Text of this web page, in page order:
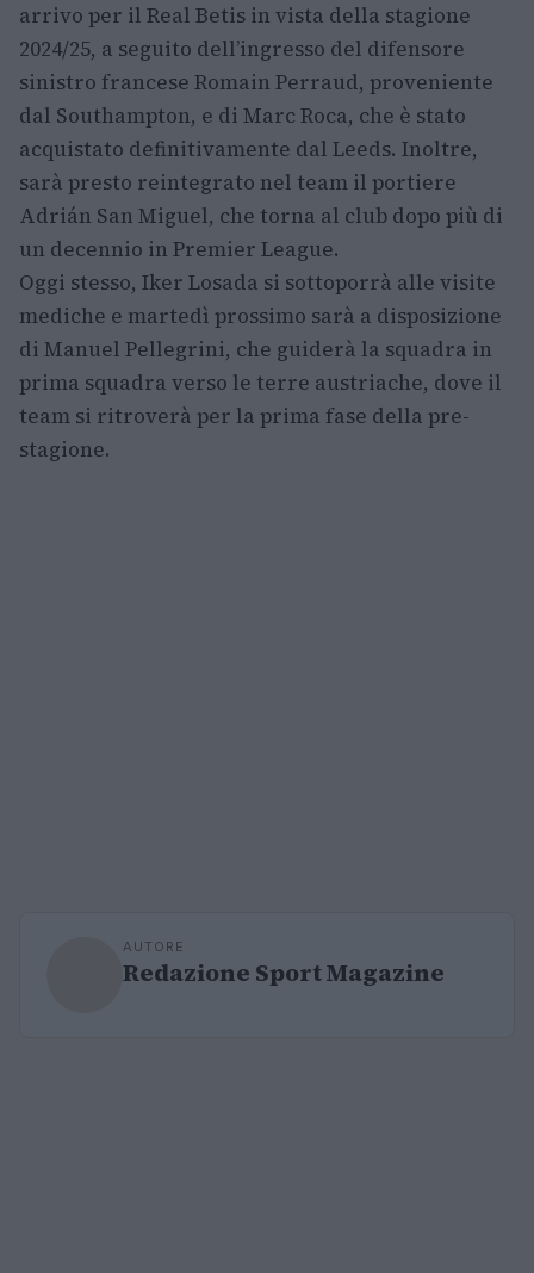
arrivo per il Real Betis in vista della stagione
2024/25, a seguito dell’ingresso del difensore
sinistro francese Romain Perraud, proveniente
dal Southampton, e di Marc Roca, che è stato
acquistato definitivamente dal Leeds. Inoltre,
sarà presto reintegrato nel team il portiere
Adrián San Miguel, che torna al club dopo più di
un decennio in Premier League.
Oggi stesso, Iker Losada si sottoporrà alle visite
mediche e martedì prossimo sarà a disposizione
di Manuel Pellegrini, che guiderà la squadra in
prima squadra verso le terre austriache, dove il
team si ritroverà per la prima fase della pre-
stagione.
AUTORE
Redazione Sport Magazine